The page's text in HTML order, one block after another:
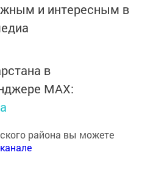
и интересным в
в
MАХ:
района вы можете